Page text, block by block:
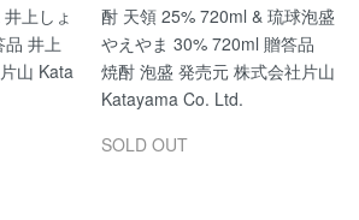
上しょ
品 井上
山 Kata
酎 天領 25% 720ml & 琉球泡盛
やえやま 30% 720ml 贈答品
焼酎 泡盛 発売元 株式会社片山
Katayama Co. Ltd.
SOLD OUT